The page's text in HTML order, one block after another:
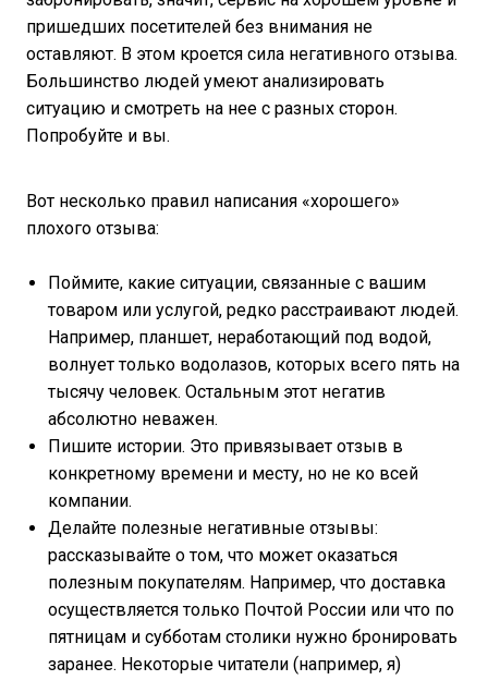
пришедших посетителей без внимания не
оставляют. В этом кроется сила негативного отзыва.
Большинство людей умеют анализировать
ситуацию и смотреть на нее с разных сторон.
Попробуйте и вы.
Вот несколько правил написания «хорошего»
плохого отзыва:
Поймите, какие ситуации, связанные с вашим
товаром или услугой, редко расстраивают людей.
Например, планшет, неработающий под водой,
волнует только водолазов, которых всего пять на
тысячу человек. Остальным этот негатив
абсолютно неважен.
Пишите истории. Это привязывает отзыв в
конкретному времени и месту, но не ко всей
компании.
Делайте полезные негативные отзывы:
рассказывайте о том, что может оказаться
полезным покупателям. Например, что доставка
осуществляется только Почтой России или что по
пятницам и субботам столики нужно бронировать
заранее. Некоторые читатели (например, я)